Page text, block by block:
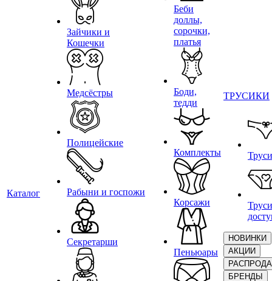
Каталог
Зайчики и
Кошечки
Медсёстры
Полицейские
Рабыни и госпожи
Секретарши
Беби
доллы,
сорочки,
платья
Боди,
тедди
Комплекты
Корсажи
Пеньюары
ТРУСИКИ
НОВИНКИ
АКЦИИ
БРЕНДЫ